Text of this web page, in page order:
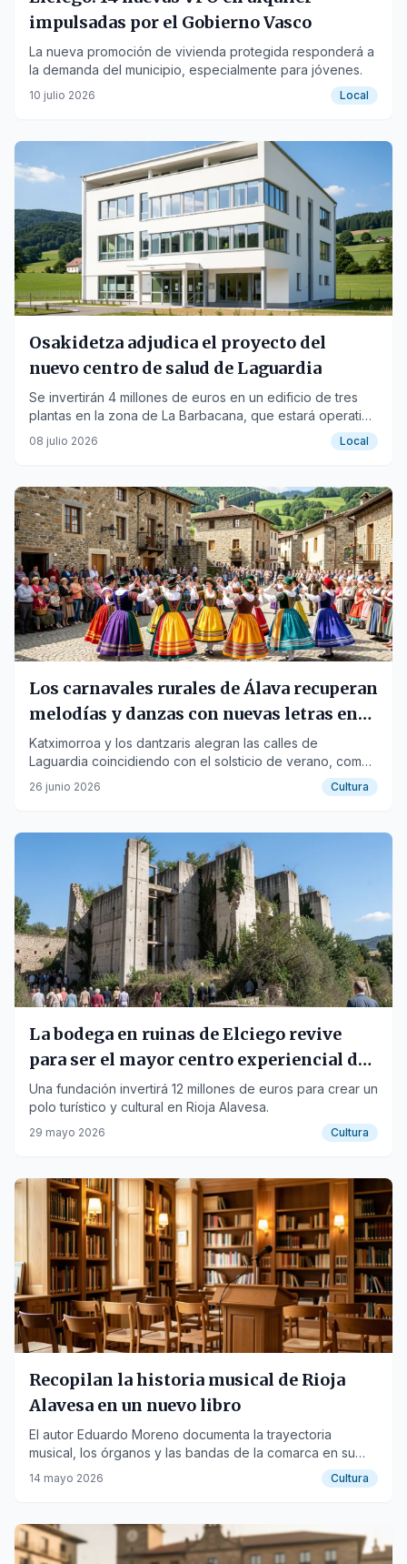
impulsadas por el Gobierno Vasco
La nueva promoción de vivienda protegida responderá a
la demanda del municipio, especialmente para jóvenes.
10 julio 2026 Local
Osakidetza adjudica el proyecto del
nuevo centro de salud de Laguardia
Se invertirán 4 millones de euros en un edificio de tres
plantas en la zona de La Barbacana, que estará operativo
en tres años.
08 julio 2026 Local
Los carnavales rurales de Álava recuperan
melodías y danzas con nuevas letras en
euskera
Katximorroa y los dantzaris alegran las calles de
Laguardia coincidiendo con el solsticio de verano, como
parte de la labor de recuperación de tradiciones.
26 junio 2026 Cultura
La bodega en ruinas de Elciego revive
para ser el mayor centro experiencial del
vino de Europa
Una fundación invertirá 12 millones de euros para crear un
polo turístico y cultural en Rioja Alavesa.
29 mayo 2026 Cultura
Recopilan la historia musical de Rioja
Alavesa en un nuevo libro
El autor Eduardo Moreno documenta la trayectoria
musical, los órganos y las bandas de la comarca en su
obra.
14 mayo 2026 Cultura